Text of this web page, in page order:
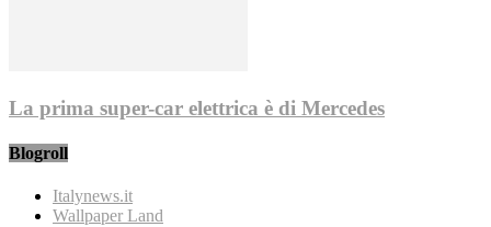
La prima super-car elettrica è di Mercedes
Blogroll
Italynews.it
Wallpaper Land